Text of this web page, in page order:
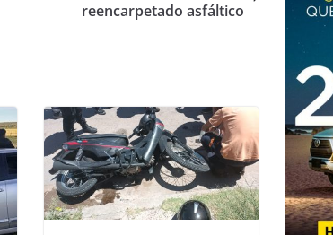
reencarpetado asfáltico